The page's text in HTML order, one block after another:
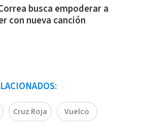
busca empoderar a
con nueva canción
Cruz Roja Vuelco